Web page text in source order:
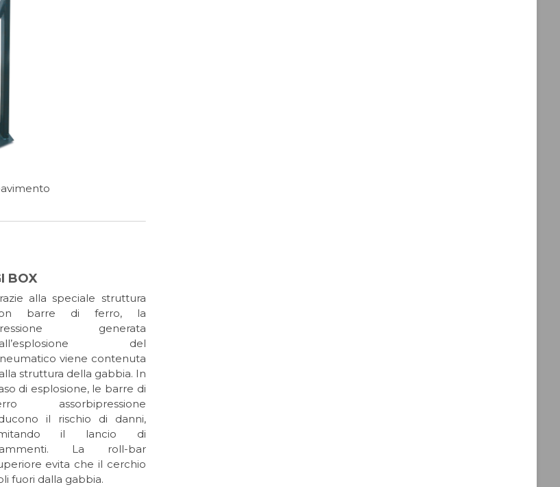
BOX
alla speciale struttura
barre di ferro, la
generata
del
viene contenuta
struttura della gabbia. In
di esplosione, le barre di
assorbipressione
il rischio di danni,
il lancio di
La roll-bar
evita che il cerchio
fuori dalla gabbia.